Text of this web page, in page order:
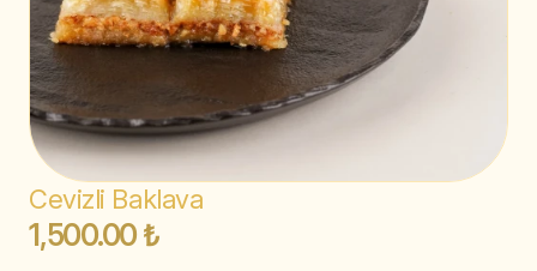
Cevizli Baklava
1,500.00 ₺